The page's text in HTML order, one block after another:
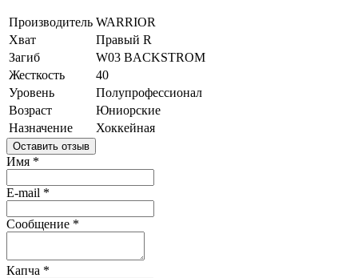
Производитель WARRIOR
Хват
Правый R
Загиб
W03 BACKSTROM
Жесткость
40
Уровень
Полупрофессионал
Возраст
Юниорские
Назначение
Хоккейная
Оставить отзыв
Имя *
E-mail *
Сообщение *
Капча *